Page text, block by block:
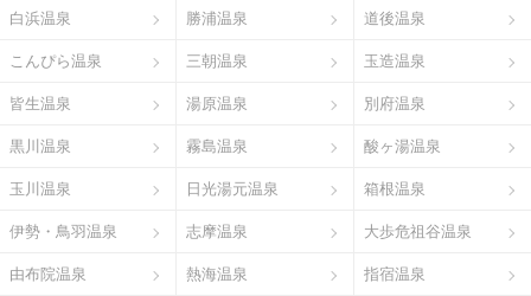
白浜温泉 勝浦温泉 道後温泉
こんぴら温泉 三朝温泉 玉造温泉
皆生温泉 湯原温泉 別府温泉
黒川温泉 霧島温泉 酸ヶ湯温泉
玉川温泉 日光湯元温泉 箱根温泉
伊勢・鳥羽温泉 志摩温泉 大歩危祖谷温泉
由布院温泉 熱海温泉 指宿温泉